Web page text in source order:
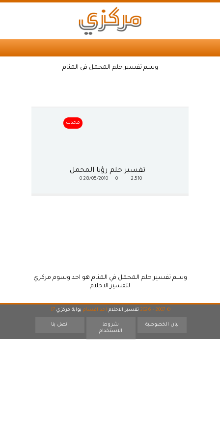
وسم تفسير حلم المحمل في المنام
محدث
تفسير حلم رؤيا المحمل
2,510
0
28/05/2010
0
وسم تفسير حلم المحمل في المنام هو احد وسوم مركزي
لتفسير الاحلام
© 2007 - 2026 تفسير الاحلام احد اقسام بوابة مركزي 17
بيان الخصوصية
شروط
الاستخدام
اتصل بنا